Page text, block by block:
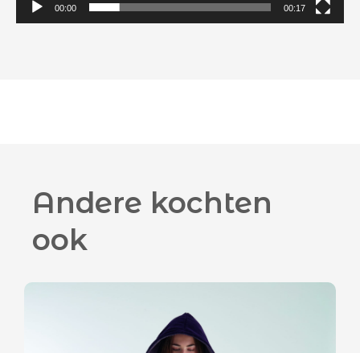
00:00 00:17
Andere kochten
ook